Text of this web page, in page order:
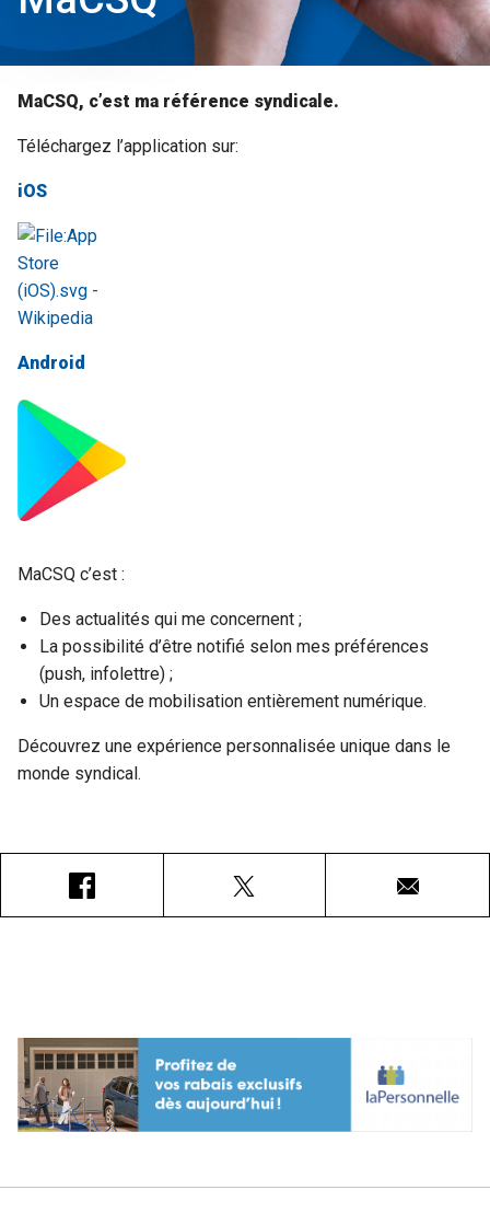
MaCSQ, c’est ma référence syndicale.
Téléchargez l’application sur:
iOS
Android
MaCSQ c’est :
Des actualités qui me concernent ;
La possibilité d’être notifié selon mes préférences
(push, infolettre) ;
Un espace de mobilisation entièrement numérique.
Découvrez une expérience personnalisée unique dans le
monde syndical.
Courriel